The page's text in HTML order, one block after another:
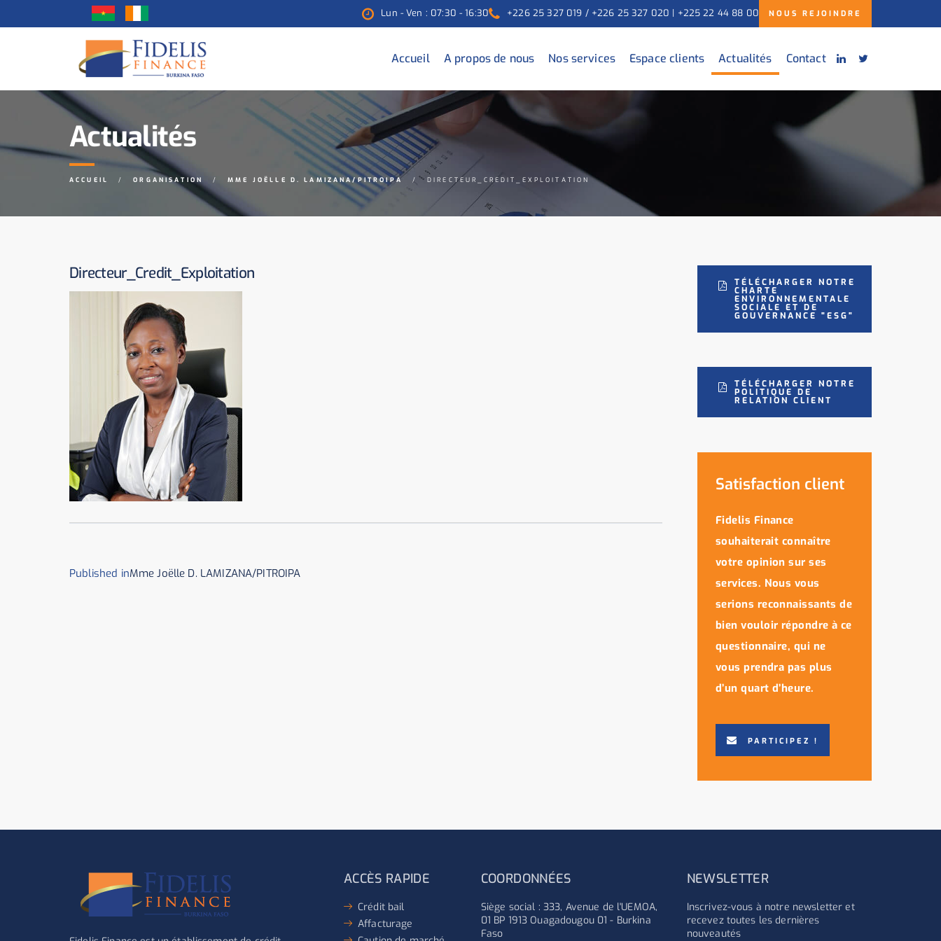
Lun - Ven : 07:30 - 16:30 +226 25 327 019 / +226 25 327 020 | +225 22 44 88 00 NOUS REJOINDRE
Accueil A propos de nous Nos services Espace clients Actualités Contact
Actualités
ACCUEIL ORGANISATION MME JOËLLE D. LAMIZANA/PITROIPA DIRECTEUR_CREDIT_EXPLOITATION
Directeur_Credit_Exploitation
Published inMme Joëlle D. LAMIZANA/PITROIPA
TÉLÉCHARGER NOTRE
CHARTE
ENVIRONNEMENTALE
SOCIALE ET DE
GOUVERNANCE "ESG"
TÉLÉCHARGER NOTRE
POLITIQUE DE
RELATION CLIENT
Satisfaction client
Fidelis Finance
souhaiterait connaître
votre opinion sur ses
services. Nous vous
serions reconnaissants de
bien vouloir répondre à ce
questionnaire, qui ne
vous prendra pas plus
d’un quart d’heure.
PARTICIPEZ !
ACCÈS RAPIDE
Crédit bail
Affacturage
COORDONNÉES
Siège social : 333, Avenue de l'UEMOA,
01 BP 1913 Ouagadougou 01 - Burkina
Faso
NEWSLETTER
Inscrivez-vous à notre newsletter et
recevez toutes les dernières
nouveautés